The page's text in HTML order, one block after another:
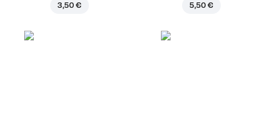
3,50 € 5,50 €